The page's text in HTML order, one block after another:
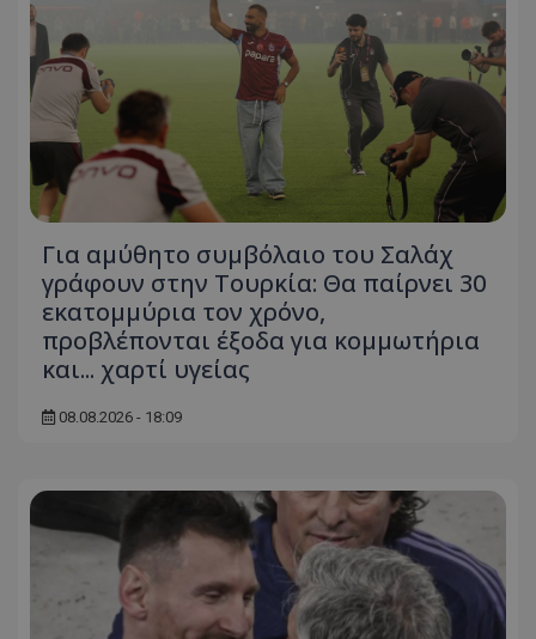
Για αμύθητο συμβόλαιο του Σαλάχ
γράφουν στην Τουρκία: Θα παίρνει 30
εκατομμύρια τον χρόνο,
προβλέπονται έξοδα για κομμωτήρια
και... χαρτί υγείας
08.08.2026 - 18:09